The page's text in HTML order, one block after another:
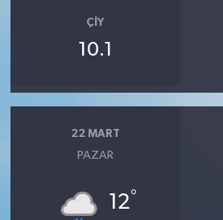
ÇIY
10.1
22 MART
PAZAR
12°